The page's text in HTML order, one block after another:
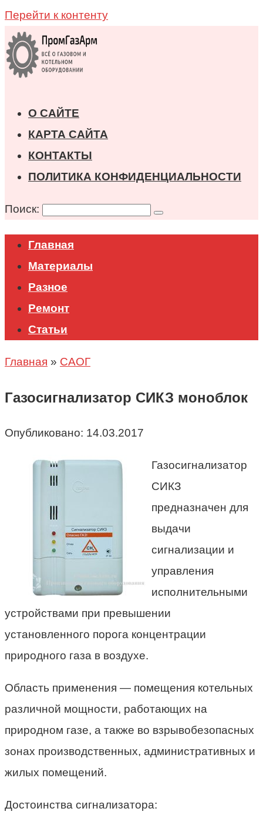
Перейти к контенту
О САЙТЕ
КАРТА САЙТА
КОНТАКТЫ
ПОЛИТИКА КОНФИДЕНЦИАЛЬНОСТИ
Поиск:
Главная
Материалы
Разное
Ремонт
Статьи
Главная » САОГ
Газосигнализатор СИКЗ моноблок
Опубликовано: 14.03.2017
Газосигнализатор
СИКЗ
предназначен для
выдачи
сигнализации и
управления
исполнительными
устройствами при превышении
установленного порога концентрации
природного газа в воздухе.
Область применения — помещения котельных
различной мощности, работающих на
природном газе, а также во взрывобезопасных
зонах производственных, административных и
жилых помещений.
Достоинства сигнализатора: